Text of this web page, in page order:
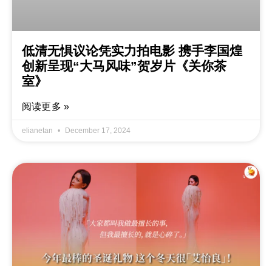
低清无惧议论凭实力拍电影 携手李国煌
创新呈现“大马风味”贺岁片《关你茶
室》
阅读更多 »
elianetan December 17, 2024